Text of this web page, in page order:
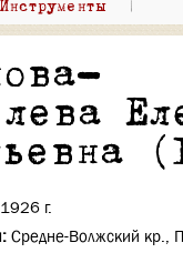
Инструменты |
1926 г.
Средне-Волжский кр.,